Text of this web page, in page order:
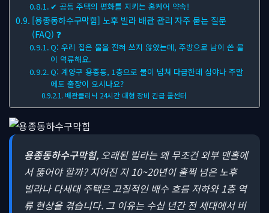
✔ 공동 주택의 평화를 지키는 홈케어 약속!
[용종동하수구막힘] 노후 빌라 배관 관리 자주 묻는 질문
(FAQ) ❓
Q: 우리 집은 물을 전혀 쓰지 않았는데, 주방으로 남이 쓴 물
이 역류해요.
Q: 계양구 용종동, 1층으로 물이 넘쳐 다급한데 심야나 주말
에도 출장이 오시나요?
배관클리닉 24시간 대형 장비 긴급 콜센터
용종동하수구막힘, 오래된 빌라는 왜 무조건 외부 맨홀에
서 뚫어야 할까?지어진 지 10~20년이 훌쩍 넘은 노후
빌라나 다세대 주택은 고질적인 배수 흐름 저하와 1층 역
류 현상을 겪습니다. 그 이유는 수십 년간 전 세대에서 버